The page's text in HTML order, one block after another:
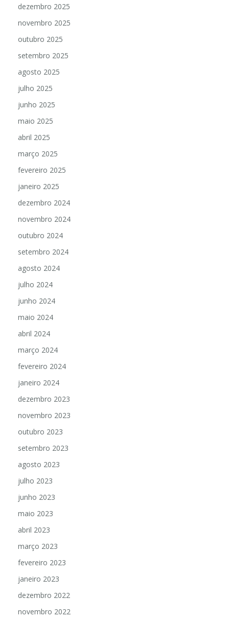
dezembro 2025
novembro 2025
outubro 2025
setembro 2025
agosto 2025
julho 2025
junho 2025
maio 2025
abril 2025
março 2025
fevereiro 2025
janeiro 2025
dezembro 2024
novembro 2024
outubro 2024
setembro 2024
agosto 2024
julho 2024
junho 2024
maio 2024
abril 2024
março 2024
fevereiro 2024
janeiro 2024
dezembro 2023
novembro 2023
outubro 2023
setembro 2023
agosto 2023
julho 2023
junho 2023
maio 2023
abril 2023
março 2023
fevereiro 2023
janeiro 2023
dezembro 2022
novembro 2022